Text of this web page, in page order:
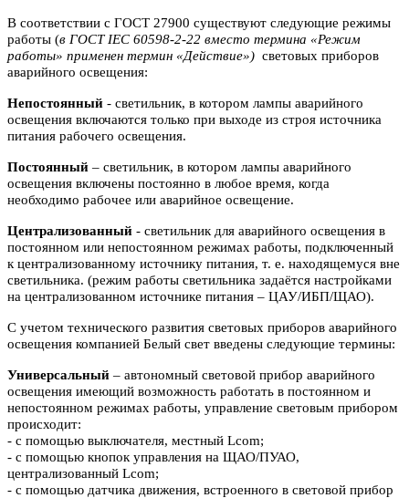
В соответствии с ГОСТ 27900 существуют следующие режимы
работы (в ГОСТ IEC 60598-2-22 вместо термина «Режим
работы» применен термин «Действие») световых приборов
аварийного освещения:
Непостоянный - светильник, в котором лампы аварийного
освещения включаются только при выходе из строя источника
питания рабочего освещения.
Постоянный – светильник, в котором лампы аварийного
освещения включены постоянно в любое время, когда
необходимо рабочее или аварийное освещение.
Централизованный - светильник для аварийного освещения в
постоянном или непостоянном режимах работы, подключенный
к централизованному источнику питания, т. е. находящемуся вне
светильника. (режим работы светильника задаётся настройками
на централизованном источнике питания – ЦАУ/ИБП/ЩАО).
С учетом технического развития световых приборов аварийного
освещения компанией Белый свет введены следующие термины:
Универсальный – автономный световой прибор аварийного
освещения имеющий возможность работать в постоянном и
непостоянном режимах работы, управление световым прибором
происходит:
- с помощью выключателя, местный Lcom;
- с помощью кнопок управления на ЩАО/ПУАО,
централизованный Lcom;
- с помощью датчика движения, встроенного в световой прибор